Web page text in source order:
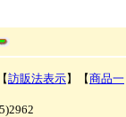
訪販法表示】【商品一